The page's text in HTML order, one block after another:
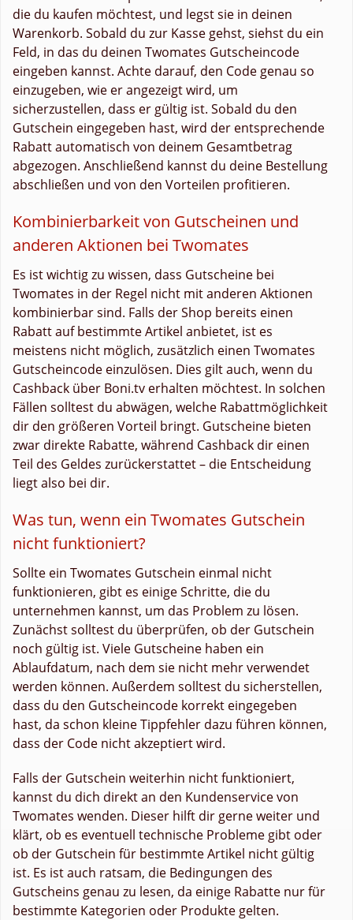
die du kaufen möchtest, und legst sie in deinen
Warenkorb. Sobald du zur Kasse gehst, siehst du ein
Feld, in das du deinen Twomates Gutscheincode
eingeben kannst. Achte darauf, den Code genau so
einzugeben, wie er angezeigt wird, um
sicherzustellen, dass er gültig ist. Sobald du den
Gutschein eingegeben hast, wird der entsprechende
Rabatt automatisch von deinem Gesamtbetrag
abgezogen. Anschließend kannst du deine Bestellung
abschließen und von den Vorteilen profitieren.
Kombinierbarkeit von Gutscheinen und
anderen Aktionen bei Twomates
Es ist wichtig zu wissen, dass Gutscheine bei
Twomates in der Regel nicht mit anderen Aktionen
kombinierbar sind. Falls der Shop bereits einen
Rabatt auf bestimmte Artikel anbietet, ist es
meistens nicht möglich, zusätzlich einen Twomates
Gutscheincode einzulösen. Dies gilt auch, wenn du
Cashback über Boni.tv erhalten möchtest. In solchen
Fällen solltest du abwägen, welche Rabattmöglichkeit
dir den größeren Vorteil bringt. Gutscheine bieten
zwar direkte Rabatte, während Cashback dir einen
Teil des Geldes zurückerstattet – die Entscheidung
liegt also bei dir.
Was tun, wenn ein Twomates Gutschein
nicht funktioniert?
Sollte ein Twomates Gutschein einmal nicht
funktionieren, gibt es einige Schritte, die du
unternehmen kannst, um das Problem zu lösen.
Zunächst solltest du überprüfen, ob der Gutschein
noch gültig ist. Viele Gutscheine haben ein
Ablaufdatum, nach dem sie nicht mehr verwendet
werden können. Außerdem solltest du sicherstellen,
dass du den Gutscheincode korrekt eingegeben
hast, da schon kleine Tippfehler dazu führen können,
dass der Code nicht akzeptiert wird.
Falls der Gutschein weiterhin nicht funktioniert,
kannst du dich direkt an den Kundenservice von
Twomates wenden. Dieser hilft dir gerne weiter und
klärt, ob es eventuell technische Probleme gibt oder
ob der Gutschein für bestimmte Artikel nicht gültig
ist. Es ist auch ratsam, die Bedingungen des
Gutscheins genau zu lesen, da einige Rabatte nur für
bestimmte Kategorien oder Produkte gelten.